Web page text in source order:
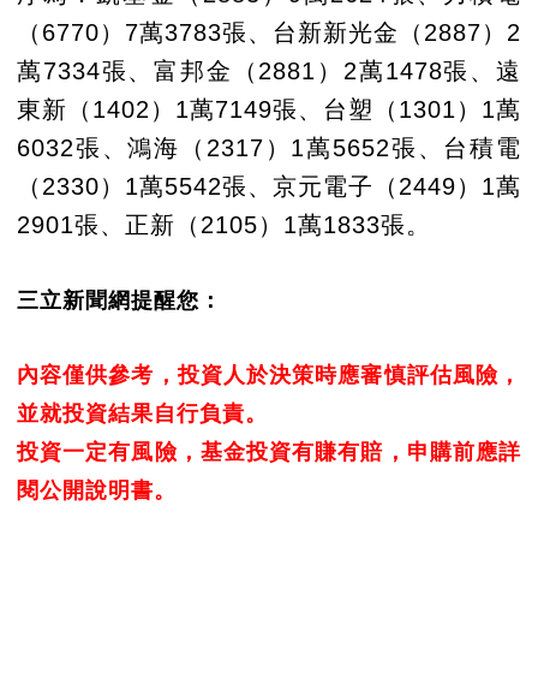
（6770）7萬3783張、台新新光金（2887）2
萬7334張、富邦金（2881）2萬1478張、遠
東新（1402）1萬7149張、台塑（1301）1萬
6032張、鴻海（2317）1萬5652張、台積電
（2330）1萬5542張、京元電子（2449）1萬
2901張、正新（2105）1萬1833張。
三立新聞網提醒您：
內容僅供參考，投資人於決策時應審慎評估風險，
並就投資結果自行負責。
投資一定有風險，基金投資有賺有賠，申購前應詳
閱公開說明書。